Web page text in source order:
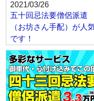
2021/03/26
五十回忌法要僧侶派遣
（お坊さん手配）が人
です！